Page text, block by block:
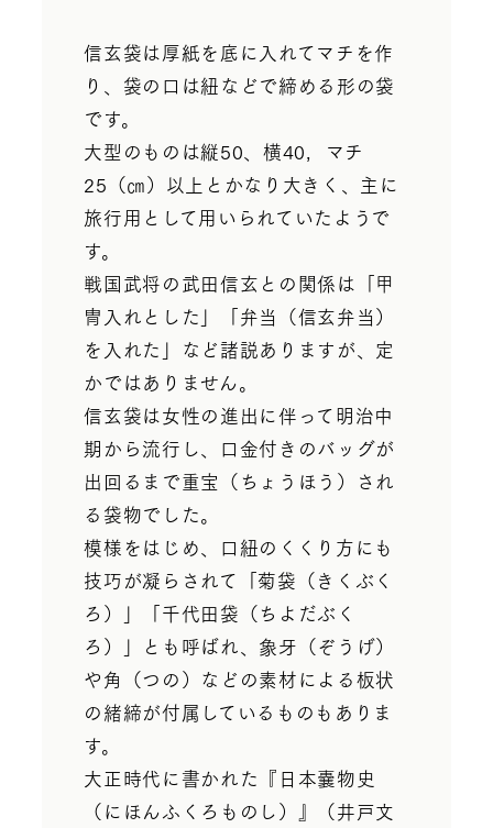
信玄袋は厚紙を底に入れてマチを作
り、袋の口は紐などで締める形の袋
です。
大型のものは縦50、横40，マチ
25（㎝）以上とかなり大きく、主に
旅行用として用いられていたようで
す。
戦国武将の武田信玄との関係は「甲
冑入れとした」「弁当（信玄弁当）
を入れた」など諸説ありますが、定
かではありません。
信玄袋は女性の進出に伴って明治中
期から流行し、口金付きのバッグが
出回るまで重宝（ちょうほう）され
る袋物でした。
模様をはじめ、口紐のくくり方にも
技巧が凝らされて「菊袋（きくぶく
ろ）」「千代田袋（ちよだぶく
ろ）」とも呼ばれ、象牙（ぞうげ）
や角（つの）などの素材による板状
の緒締が付属しているものもありま
す。
大正時代に書かれた『日本嚢物史
（にほんふくろものし）』（井戸文